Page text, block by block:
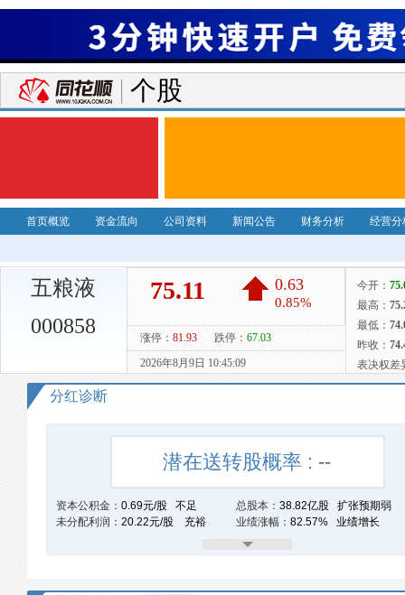
个股
首页概览 资金流向 公司资料 新闻公告 财务分析 经营分
五粮液
000858